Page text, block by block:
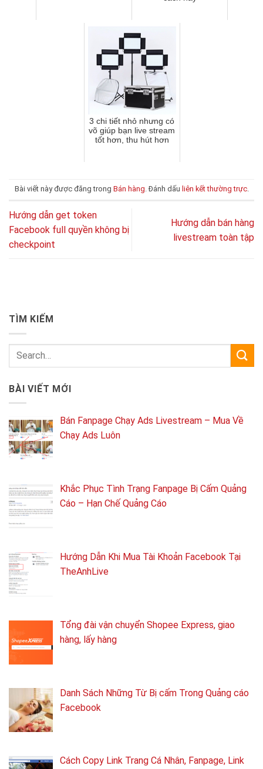
TÌM KIẾM
BÀI VIẾT MỚI
Bán Fanpage Chạy Ads Livestream – Mua Về
Chạy Ads Luôn
Khắc Phục Tình Trạng Fanpage Bị Cấm Quảng
Cáo – Hạn Chế Quảng Cáo
Hướng Dẫn Khi Mua Tài Khoản Facebook Tại
TheAnhLive
Tổng ​đài vận chuyển Shopee Express, giao
hàng, lấy hàng
Danh Sách Những Từ Bị cấm Trong Quảng cáo
Facebook
Cách Copy Link Trang Cá Nhân, Fanpage, Link
3 chi tiết nhỏ nhưng có
võ giúp bạn live stream
tốt hơn, thu hút hơn
Bài viết này được đăng trong Bán hàng. Đánh dấu liên kết thường trực.
Hướng dẫn get token
Facebook full quyền không bị
checkpoint
Hướng dẫn bán hàng
livestream toàn tập